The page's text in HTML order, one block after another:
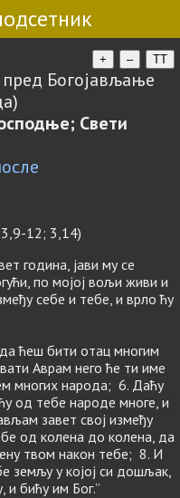
+ – TT
Богојављање
Свети
12; 3,14)
година, јави му се
по мојој вољи живи и
себе и тебе, и врло ћу
ћеш бити отац многим
Аврам него ће ти име
многих народа; 6. Даћу
од тебе народе многе, и
завет свој између
од колена до колена, да
твом након тебе; 8. И
земљу у којој си дошљак,
и бићу им Бог.”